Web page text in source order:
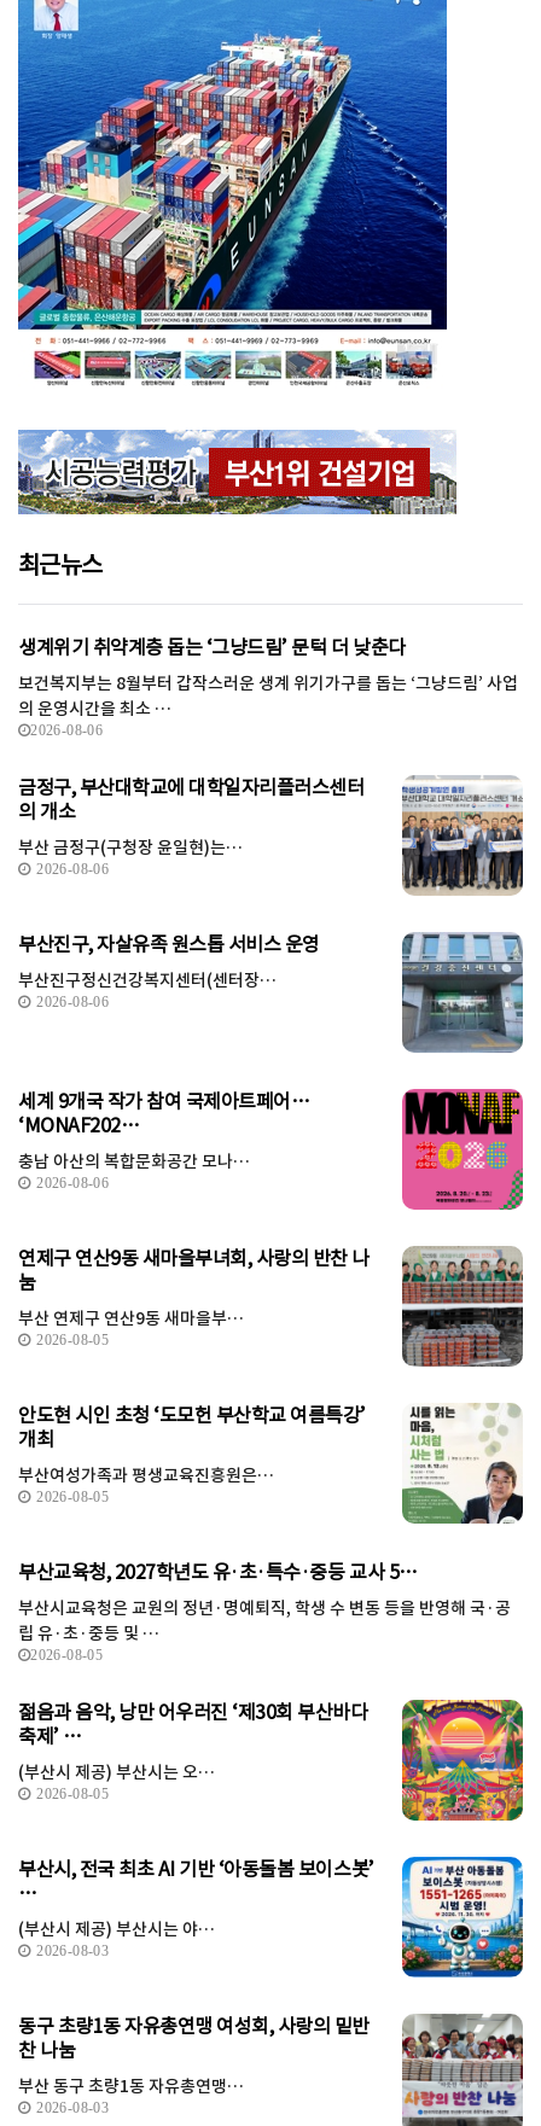
최근뉴스
생계위기 취약계층 돕는 ‘그냥드림’ 문턱 더 낮춘다
보건복지부는 8월부터 갑작스러운 생계 위기가구를 돕는 ‘그냥드림’ 사업
의 운영시간을 최소 …
2026-08-06
금정구, 부산대학교에 대학일자리플러스센터
의 개소
부산 금정구(구청장 윤일현)는…
2026-08-06
부산진구, 자살유족 원스톱 서비스 운영
부산진구정신건강복지센터(센터장…
2026-08-06
세계 9개국 작가 참여 국제아트페어…
‘MONAF202…
충남 아산의 복합문화공간 모나…
2026-08-06
연제구 연산9동 새마을부녀회, 사랑의 반찬 나
눔
부산 연제구 연산9동 새마을부…
2026-08-05
안도현 시인 초청 ‘도모헌 부산학교 여름특강’
개최
부산여성가족과 평생교육진흥원은…
2026-08-05
부산교육청, 2027학년도 유·초·특수·중등 교사 5…
부산시교육청은 교원의 정년·명예퇴직, 학생 수 변동 등을 반영해 국·공
립 유·초·중등 및 …
2026-08-05
젊음과 음악, 낭만 어우러진 ‘제30회 부산바다
축제’ …
(부산시 제공) 부산시는 오…
2026-08-05
부산시, 전국 최초 AI 기반 ‘아동돌봄 보이스봇’
…
(부산시 제공) 부산시는 야…
2026-08-03
동구 초량1동 자유총연맹 여성회, 사랑의 밑반
찬 나눔
부산 동구 초량1동 자유총연맹…
2026-08-03